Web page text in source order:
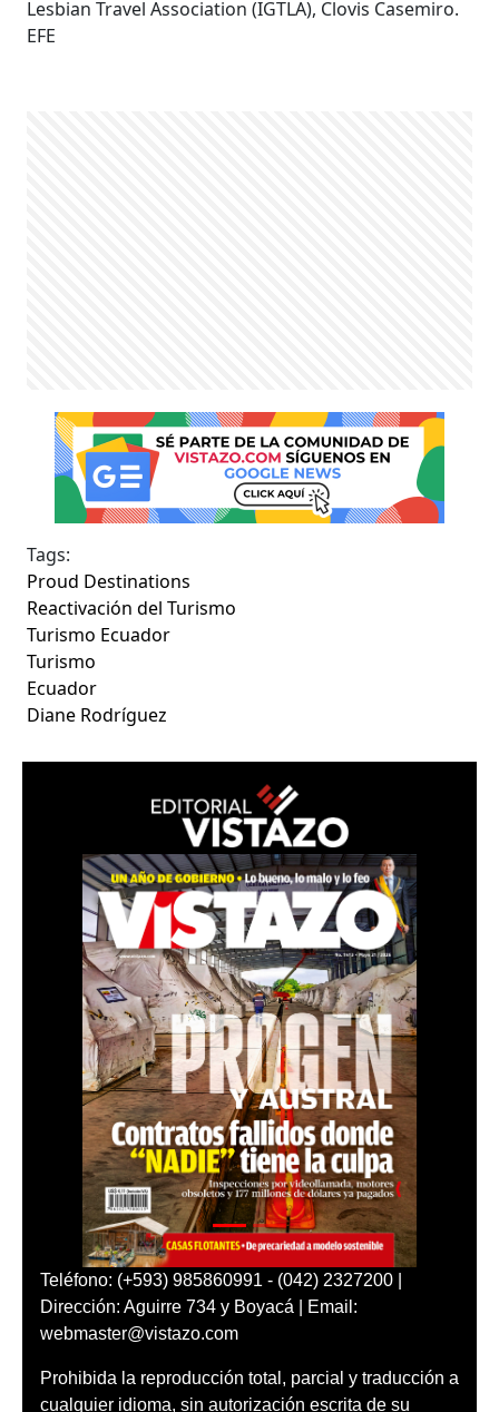
Lesbian Travel Association (IGTLA), Clovis Casemiro.
EFE
Tags:
Proud Destinations
Reactivación del Turismo
Turismo Ecuador
Turismo
Ecuador
Diane Rodríguez
Teléfono: (+593) 985860991 - (042) 2327200 |
Dirección: Aguirre 734 y Boyacá | Email:
webmaster@vistazo.com
Prohibida la reproducción total, parcial y traducción a
cualquier idioma, sin autorización escrita de su